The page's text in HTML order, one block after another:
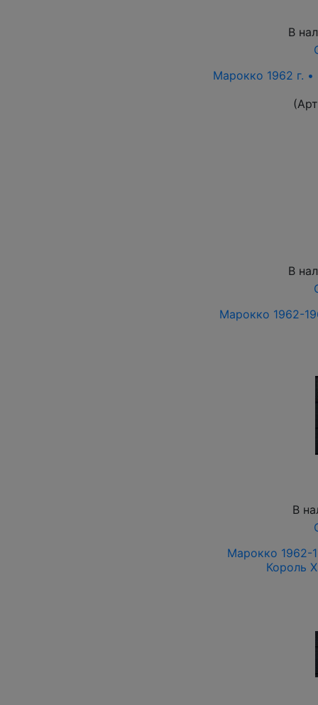
В
Марокко 1962 г.
В
Марокко 1962-
В
Марокко 1962-
Король